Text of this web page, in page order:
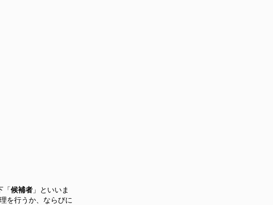
「候補者」といいま
を行うか、ならびに